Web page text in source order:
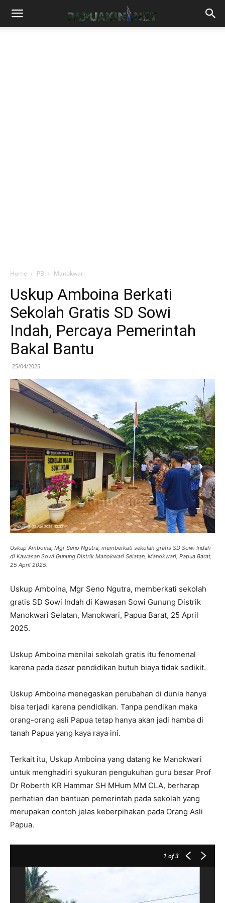
Home PB Manokwari
Uskup Amboina Berkati
Sekolah Gratis SD Sowi
Indah, Percaya Pemerintah
Bakal Bantu
25/04/2025
Uskup Amboina, Mgr Seno Ngutra, memberkati sekolah gratis SD Sowi Indah
di Kawasan Sowi Gunung Distrik Manokwari Selatan, Manokwari, Papua Barat,
25 April 2025.
Uskup Amboina, Mgr Seno Ngutra, memberkati sekolah
gratis SD Sowi Indah di Kawasan Sowi Gunung Distrik
Manokwari Selatan, Manokwari, Papua Barat, 25 April
2025.
Uskup Amboina menilai sekolah gratis itu fenomenal
karena pada dasar pendidikan butuh biaya tidak sedikit.
Uskup Amboina menegaskan perubahan di dunia hanya
bisa terjadi karena pendidikan. Tanpa pendikan maka
orang-orang asli Papua tetap hanya akan jadi hamba di
tanah Papua yang kaya raya ini.
Terkait itu, Uskup Amboina yang datang ke Manokwari
untuk menghadiri syukuran pengukuhan guru besar Prof
Dr Roberth KR Hammar SH MHum MM CLA, berharap
perhatian dan bantuan pemerintah pada sekolah yang
merupakan contoh jelas keberpihakan pada Orang Asli
Papua.
1 of 3